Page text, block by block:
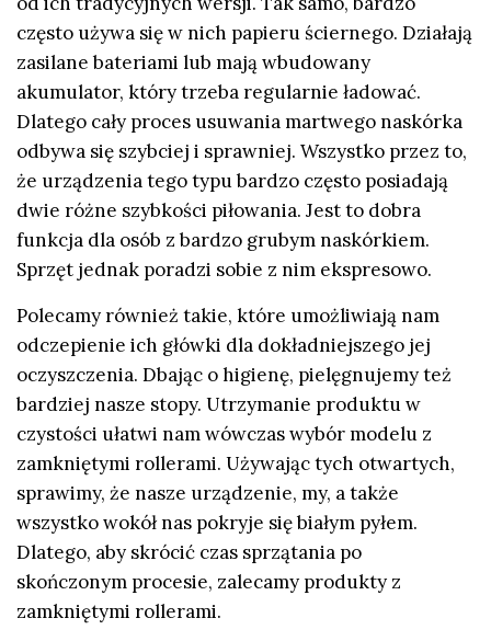
często używa się w nich papieru ściernego. Działają
zasilane bateriami lub mają wbudowany
akumulator, który trzeba regularnie ładować.
Dlatego cały proces usuwania martwego naskórka
odbywa się szybciej i sprawniej. Wszystko przez to,
że urządzenia tego typu bardzo często posiadają
dwie różne szybkości piłowania. Jest to dobra
funkcja dla osób z bardzo grubym naskórkiem.
Sprzęt jednak poradzi sobie z nim ekspresowo.
Polecamy również takie, które umożliwiają nam
odczepienie ich główki dla dokładniejszego jej
oczyszczenia. Dbając o higienę, pielęgnujemy też
bardziej nasze stopy. Utrzymanie produktu w
czystości ułatwi nam wówczas wybór modelu z
zamkniętymi rollerami. Używając tych otwartych,
sprawimy, że nasze urządzenie, my, a także
wszystko wokół nas pokryje się białym pyłem.
Dlatego, aby skrócić czas sprzątania po
skończonym procesie, zalecamy produkty z
zamkniętymi rollerami.